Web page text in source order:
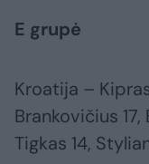
E grupė
Kroatija –
Brankovičius 17,
Tigkas 14,